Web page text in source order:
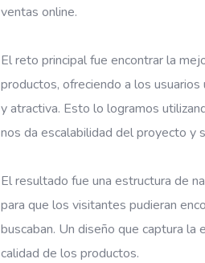
ventas online.
El reto principal fue encontrar la
productos, ofreciendo a los
y atractiva. Esto lo logramos
nos da escalabilidad del proyecto y
El resultado fue una estructura de
para que los visitantes pudieran
buscaban. Un diseño que captura la
calidad de los productos.